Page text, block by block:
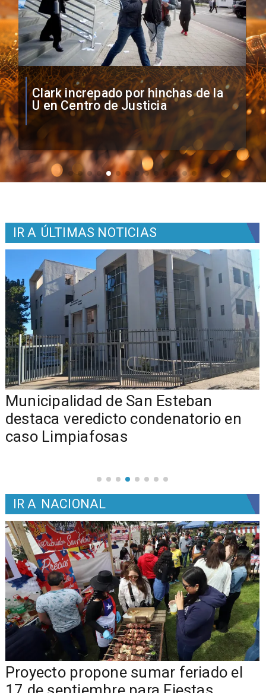
Vozinha firma contrato con Colo
Colo como nuevo arquero
IR A ÚLTIMAS NOTICIAS
Municipalidad de San Esteban
destaca veredicto condenatorio en
caso Limpiafosas
IR A NACIONAL
Proyecto propone sumar feriado el